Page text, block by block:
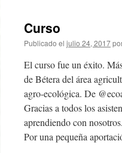
Curso
Publicado el julio 24, 2017
El curso fue un éxito.
de Bétera del área
agro-ecológica. De
Gracias a todos los
aprendiendo con nosotros.
Por una pequeña